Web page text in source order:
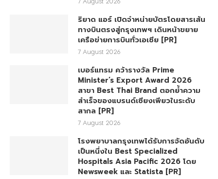
ริยาด แอร์ เปิดจำหน่ายบัตรโดยสารเส้น
ทางบินตรงสู่กรุงเทพฯ เดินหน้าขยาย
เครือข่ายการบินทั่วเอเชีย [PR]
7 August 2026
เบอร์แทรม คว้ารางวัล Prime
Minister’s Export Award 2026
สาขา Best Thai Brand ตอกย้ำความ
สำเร็จของแบรนด์เซียงเพียวในระดับ
สากล [PR]
7 August 2026
โรงพยาบาลกรุงเทพได้รับการจัดอันดับ
เป็นหนึ่งใน Best Specialized
Hospitals Asia Pacific 2026 โดย
Newsweek และ Statista [PR]